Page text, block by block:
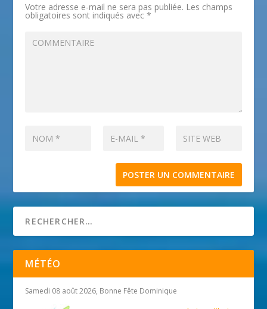
Votre adresse e-mail ne sera pas publiée. Les champs
obligatoires sont indiqués avec*
MÉTÉO
Samedi 08 août 2026, Bonne Fête Dominique